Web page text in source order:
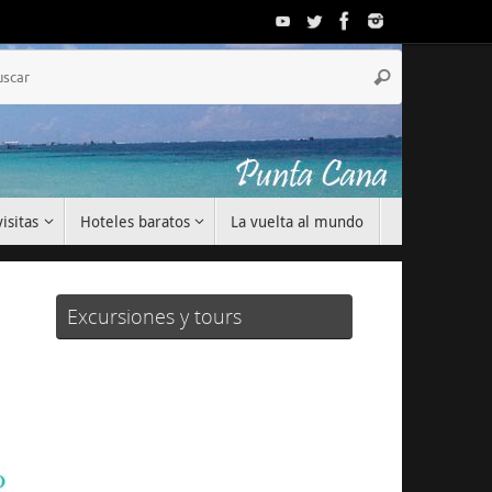
Buscar
Hoteles baratos La vuelta al mundo
Excursiones y tours